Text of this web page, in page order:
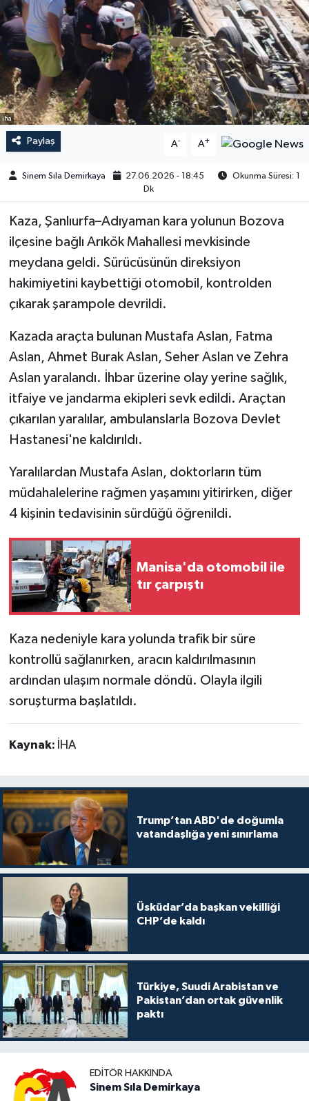
iha
Paylaş A- A+
Sinem Sıla Demirkaya 27.06.2026 - 18:45
Okunma Süresi: 1
Dk
Kaza, Şanlıurfa–Adıyaman kara yolunun Bozova
ilçesine bağlı Arıkök Mahallesi mevkisinde
meydana geldi. Sürücüsünün direksiyon
hakimiyetini kaybettiği otomobil, kontrolden
çıkarak şarampole devrildi.
Kazada araçta bulunan Mustafa Aslan, Fatma
Aslan, Ahmet Burak Aslan, Seher Aslan ve Zehra
Aslan yaralandı. İhbar üzerine olay yerine sağlık,
itfaiye ve jandarma ekipleri sevk edildi. Araçtan
çıkarılan yaralılar, ambulanslarla Bozova Devlet
Hastanesi'ne kaldırıldı.
Yaralılardan Mustafa Aslan, doktorların tüm
müdahalelerine rağmen yaşamını yitirirken, diğer
4 kişinin tedavisinin sürdüğü öğrenildi.
Manisa'da otomobil ile
tır çarpıştı
Kaza nedeniyle kara yolunda trafik bir süre
kontrollü sağlanırken, aracın kaldırılmasının
ardından ulaşım normale döndü. Olayla ilgili
soruşturma başlatıldı.
Kaynak: İHA
Trump’tan ABD'de doğumla
vatandaşlığa yeni sınırlama
Üsküdar’da başkan vekilliği
CHP’de kaldı
Türkiye, Suudi Arabistan ve
Pakistan’dan ortak güvenlik
paktı
EDITÖR HAKKINDA
Sinem Sıla Demirkaya